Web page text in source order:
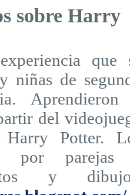
sobre Harry
que
niñas de
del
Potter.
por parejas
y